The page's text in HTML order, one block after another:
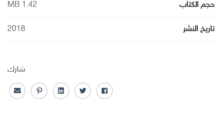
حجم الكتاب 1.42 MB
تاريخ النشر 2018
شارك
ف
ت
ل
ب
ا